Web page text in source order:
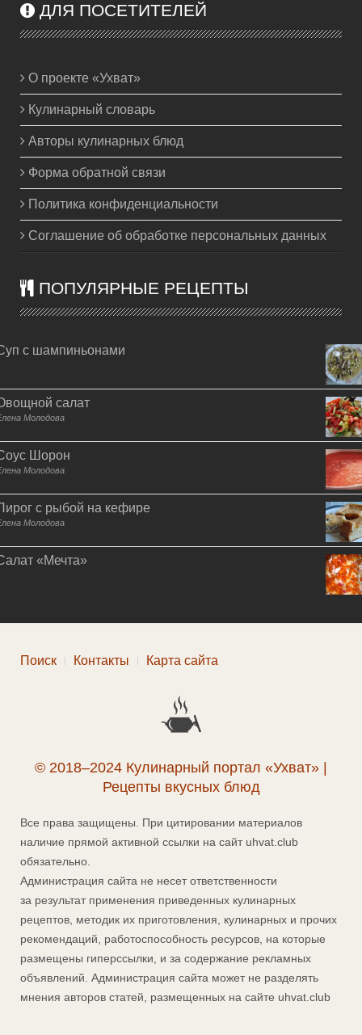
ДЛЯ ПОСЕТИТЕЛЕЙ
О проекте «Ухват»
Кулинарный словарь
Авторы кулинарных блюд
Форма обратной связи
Политика конфиденциальности
Соглашение об обработке персональных данных
ПОПУЛЯРНЫЕ РЕЦЕПТЫ
с шампиньонами
салат
Молодова
Шорон
Молодова
с рыбой на кефире
Молодова
«Мечта»
Поиск Контакты Карта сайта
© 2018–2024 Кулинарный портал «Ухват» |
Рецепты вкусных блюд
Все права защищены. При цитировании материалов
наличие прямой активной ссылки на сайт uhvat.club
обязательно.
Администрация сайта не несет ответственности
за результат применения приведенных кулинарных
рецептов, методик их приготовления, кулинарных и прочих
рекомендаций, работоспособность ресурсов, на которые
размещены гиперссылки, и за содержание рекламных
объявлений. Администрация сайта может не разделять
мнения авторов статей, размещенных на сайте uhvat.club